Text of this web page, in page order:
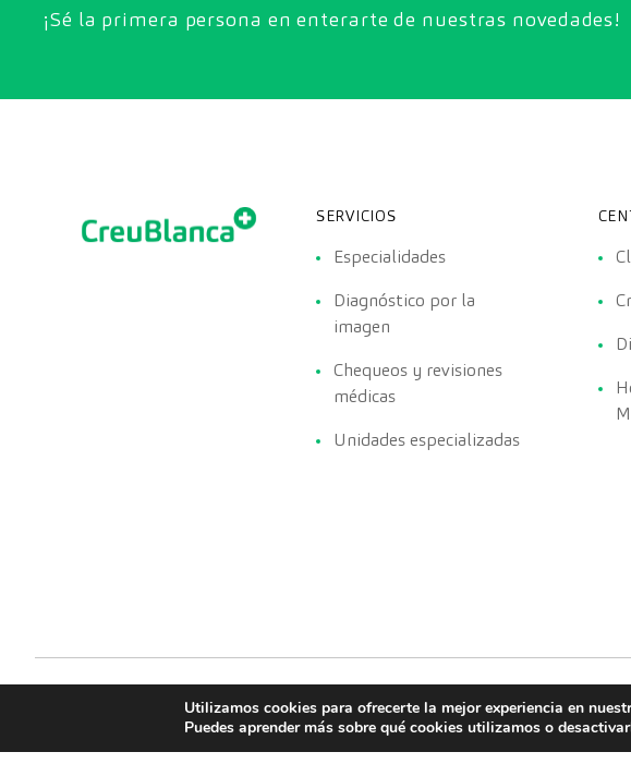
¡Sé la primera persona en enterarte de nuestras novedades!
SERVICIOS
Especialidades
Diagnóstico por la
imagen
Chequeos y revisiones
médicas
Unidades especializadas
CreuBlanca © 2022 |Política de cookies Aviso legal Política de
Utilizamos cookies para ofrecerte la mejor experiencia en
Puedes aprender más sobre qué cookies utilizamos o